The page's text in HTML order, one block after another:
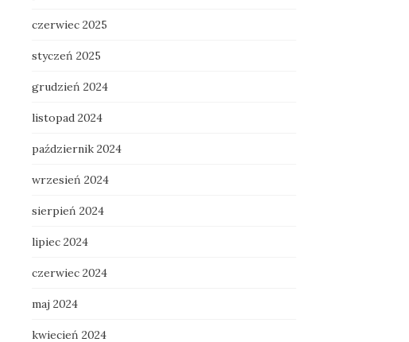
czerwiec 2025
styczeń 2025
grudzień 2024
listopad 2024
październik 2024
wrzesień 2024
sierpień 2024
lipiec 2024
czerwiec 2024
maj 2024
kwiecień 2024